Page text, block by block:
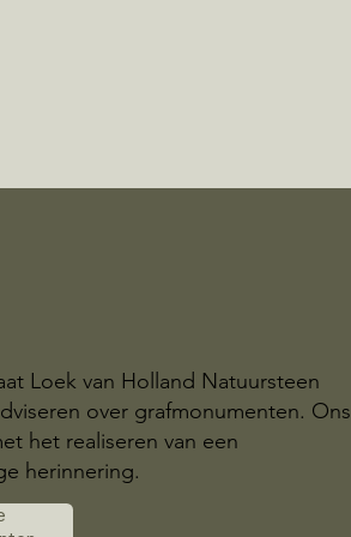
Loek van Holland Natuursteen
over grafmonumenten. Ons
het realiseren van een
herinnering.